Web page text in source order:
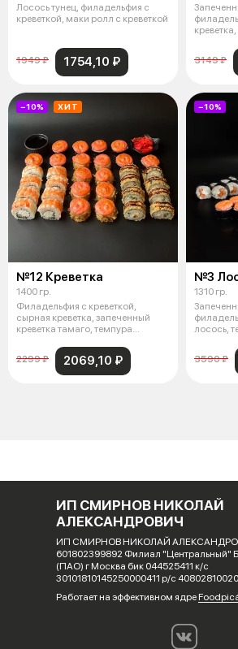
Лосось тунец, филадельфия с
креветкой, маки ролл с креветкой
1949 ₽ 1754,10 ₽
3149 ₽
−10% ХИТ
№12 Креветка
1400 гр.
Филадельфия с креветкой,
сырная креветка, запеченный
креветка тамаго, темпура
2299 ₽
2069,10 ₽
−10%
№3
1310 гр.
лосось,
3590 ₽
ИП СМИРНОВ НИКОЛАЙ
АЛЕКСАНДРОВИЧ
ИП СМИРНОВ НИКОЛАЙ
601802399892 Филиал "Центральный"
(ПАО) г Москва бик 044525411 к/с
30101810145250000411 р/с
Работает на эффективном ядре